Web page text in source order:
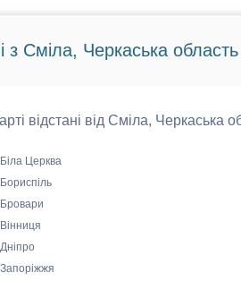
з Сміла, Черкаська
відстані від Сміла, Черкаська
Церква